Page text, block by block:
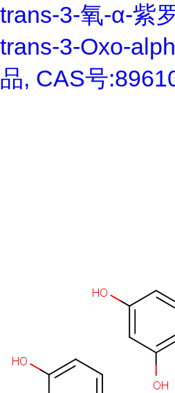
trans-3-氧-α-紫
trans-3-Oxo-
品, CAS号